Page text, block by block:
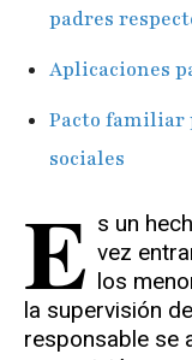
padres
Aplicaciones
Pacto familiar
sociales
E s un
vez
los
la supervisión
responsable se